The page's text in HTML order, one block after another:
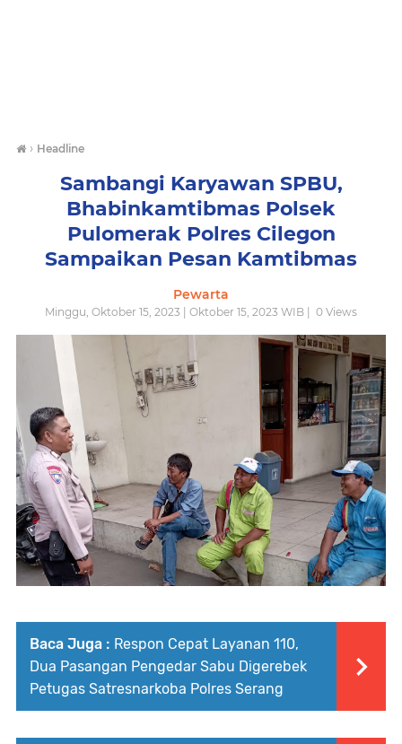
› Headline
Sambangi Karyawan SPBU,
Bhabinkamtibmas Polsek
Pulomerak Polres Cilegon
Sampaikan Pesan Kamtibmas
Pewarta
Minggu, Oktober 15, 2023 | Oktober 15, 2023 WIB | 0 Views
Baca Juga : Respon Cepat Layanan 110,
Dua Pasangan Pengedar Sabu Digerebek
Petugas Satresnarkoba Polres Serang